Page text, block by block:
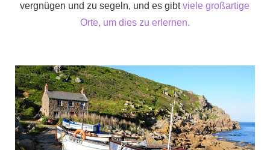
vergnügen und zu segeln, und es gibtviele großartige
Orte, um dies zu erlernen.